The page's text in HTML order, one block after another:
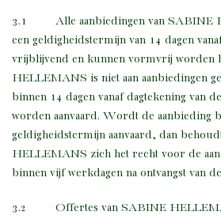
3.1 Alle aanbiedingen van SABINE
een geldigheidstermijn van 14 dagen
vrijblijvend en kunnen vormvrij worden
HELLEMANS is niet aan aanbiedingen
binnen 14 dagen vanaf dagtekening van
worden aanvaard. Wordt de aanbieding
geldigheidstermijn aanvaard, dan
HELLEMANS zich het recht voor de
binnen vijf werkdagen na ontvangst van
3.2 Offertes van SABINE